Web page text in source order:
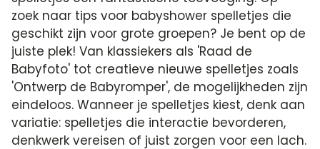
zoek naar tips voor babyshower spelletjes die
geschikt zijn voor grote groepen? Je bent op de
juiste plek! Van klassiekers als 'Raad de
Babyfoto' tot creatieve nieuwe spelletjes zoals
'Ontwerp de Babyromper', de mogelijkheden zijn
eindeloos. Wanneer je spelletjes kiest, denk aan
variatie: spelletjes die interactie bevorderen,
denkwerk vereisen of juist zorgen voor een lach.